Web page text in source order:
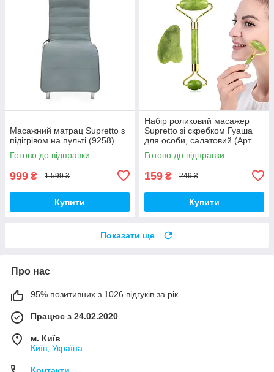
Масажний матрац Supretto з
підігрівом на пульті (9258)
Готово до відправки
999 ₴ 1 599 ₴
Купити
Набір роликовий масажер
Supretto зі скребком Гуаша
для особи, салатовий (Арт.
7133-0001)
Готово до відправки
159 ₴ 249 ₴
Купити
Показати ще
Про нас
95% позитивних з 1026 відгуків за рік
Працює з 24.02.2020
м. Київ
Київ, Україна
Контакти